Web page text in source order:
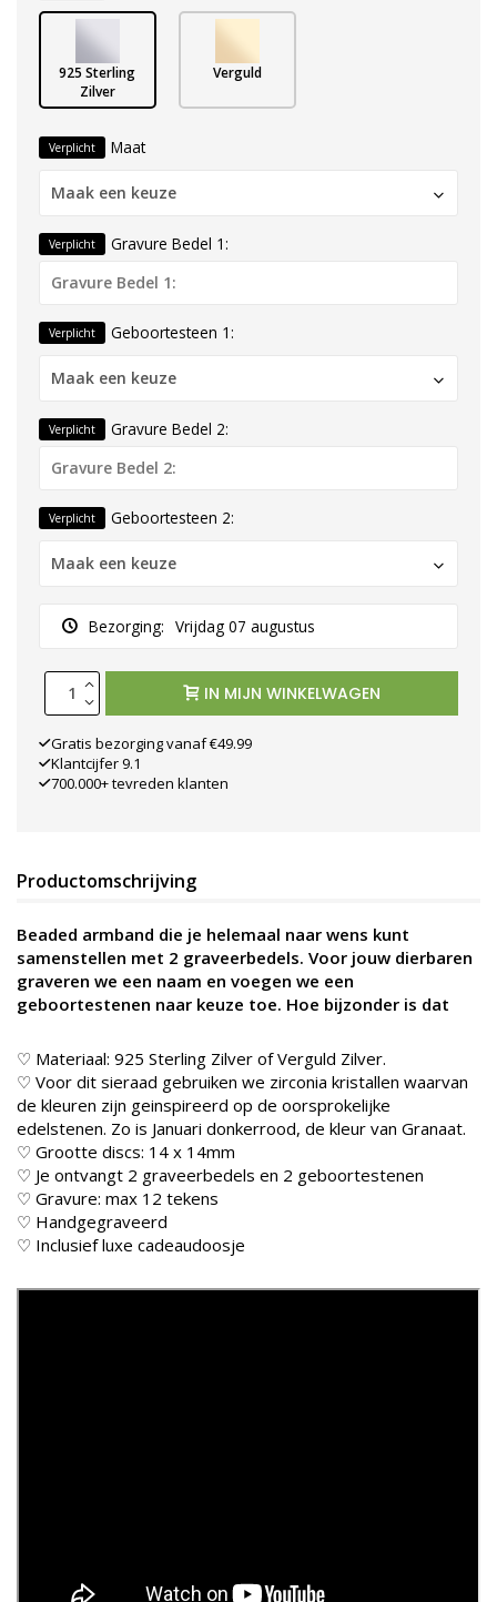
925 Sterling
Zilver
Verguld
Verplicht Maat
Maak een keuze
Verplicht Gravure Bedel 1:
Verplicht Geboortesteen 1:
Maak een keuze
Verplicht Gravure Bedel 2:
Verplicht Geboortesteen 2:
Maak een keuze
Bezorging: Vrijdag 07 augustus
IN MIJN WINKELWAGEN
Gratis bezorging vanaf €49.99
Klantcijfer 9.1
700.000+ tevreden klanten
Productomschrijving
Beaded armband die je helemaal naar wens kunt
samenstellen met 2 graveerbedels. Voor jouw dierbaren
graveren we een naam en voegen we een
geboortestenen naar keuze toe. Hoe bijzonder is dat
♡ Materiaal: 925 Sterling Zilver of Verguld Zilver.
♡ Voor dit sieraad gebruiken we zirconia kristallen waarvan
de kleuren zijn geinspireerd op de oorsprokelijke
edelstenen. Zo is Januari donkerrood, de kleur van Granaat.
♡ Grootte discs: 14 x 14mm
♡ Je ontvangt 2 graveerbedels en 2 geboortestenen
♡ Gravure: max 12 tekens
♡ Handgegraveerd
♡ Inclusief luxe cadeaudoosje